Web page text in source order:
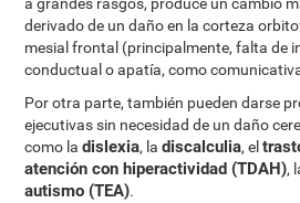
a grandes rasgos, produce un cambio
derivado de un daño en la corteza
mesial frontal (principalmente, falta de
conductual o apatía, como
Por otra parte, también pueden darse
ejecutivas sin necesidad de un daño
como ladislexia, ladiscalculia, el
atención con hiperactividad (TDAH),
autismo (TEA).